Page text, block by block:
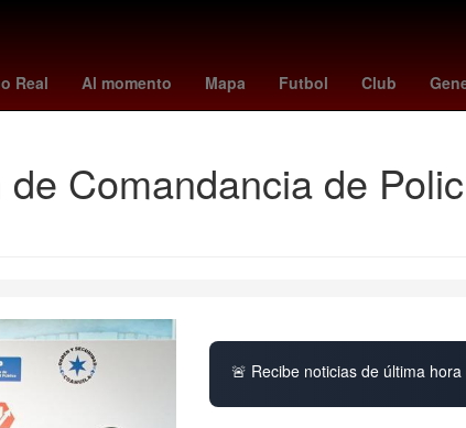
Real Al momento Mapa Futbol Club
rodri Argentina Gobierno capufe tag estafa
Comandancia de
🚨 Recibe noticias de última